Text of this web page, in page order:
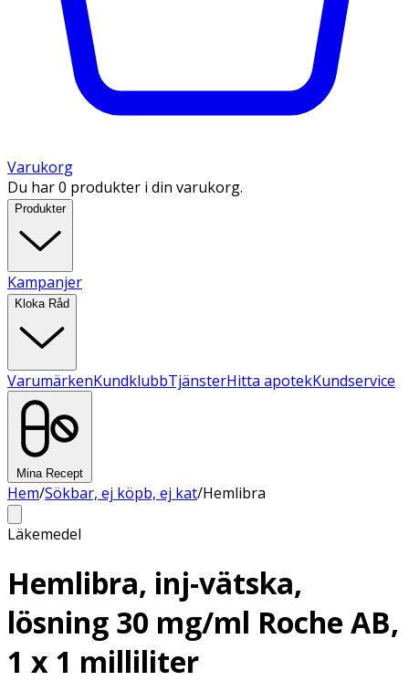
Varukorg
Du har 0 produkter i din varukorg.
Produkter
Kampanjer
Kloka Råd
VarumärkenKundklubbTjänsterHitta apotekKundservice
Mina Recept
Hem/Sökbar, ej köpb, ej kat/Hemlibra
Läkemedel
Hemlibra, inj-vätska,
lösning 30 mg/ml Roche AB,
1 x 1 milliliter